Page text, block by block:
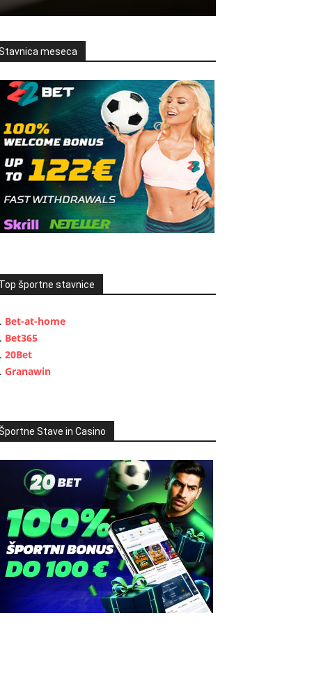
meseca
športne stavnice
Bet-at-home
Bet365
20Bet
Granawin
Stave in Casino